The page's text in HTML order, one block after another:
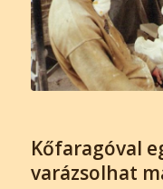
Kőfaragóval
varázsolhat